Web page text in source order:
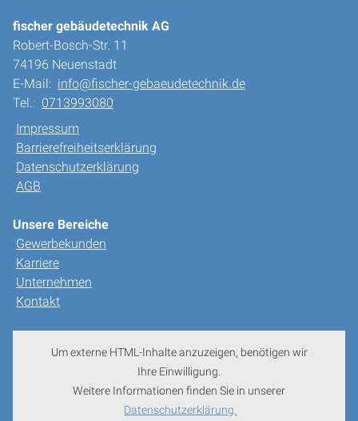
fischer gebäudetechnik AG
Robert-Bosch-Str. 11
74196 Neuenstadt
E-Mail: info@fischer-gebaeudetechnik.de
Tel.: 0713993080
Impressum
Barrierefreiheitserklärung
Datenschutzerklärung
AGB
Unsere Bereiche
Gewerbekunden
Karriere
Unternehmen
Kontakt
Um externe HTML-Inhalte anzuzeigen, benötigen wir
Ihre Einwilligung.
Weitere Informationen finden Sie in unserer
Datenschutzerklärung.